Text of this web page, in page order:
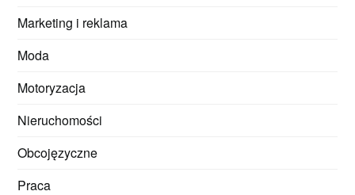
Marketing i reklama
Moda
Motoryzacja
Nieruchomości
Obcojęzyczne
Praca